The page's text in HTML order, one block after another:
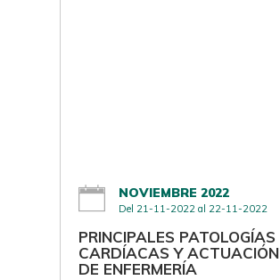
NOVIEMBRE 2022
Del 21-11-2022 al 22-11-2022
PRINCIPALES PATOLOGÍAS
CARDÍACAS Y ACTUACIÓN
DE ENFERMERÍA